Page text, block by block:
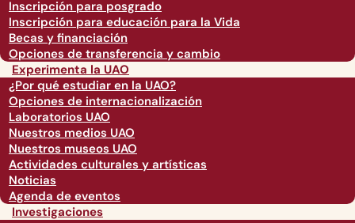
Inscripción para posgrado
Inscripción para educación para la Vida
Becas y financiación
Opciones de transferencia y cambio
Experimenta la UAO
¿Por qué estudiar en la UAO?
Opciones de internacionalización
Laboratorios UAO
Nuestros medios UAO
Nuestros museos UAO
Actividades culturales y artísticas
Noticias
Agenda de eventos
Investigaciones